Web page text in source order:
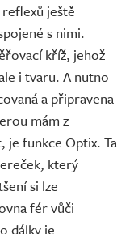
ještě
s nimi.
kříž, jehož
i tvaru. A nutno
a připravena
mám z
funkce Optix. Ta
který
si lze
fér vůči
dálky je